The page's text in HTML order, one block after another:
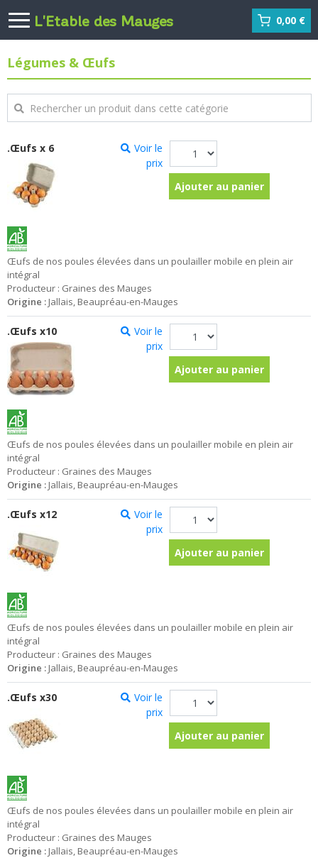
L'Etable des Mauges 0,00 €
Légumes & Œufs
.Œufs x 6
Voir le
prix
Ajouter au panier
Œufs de nos poules élevées dans un poulailler mobile en plein air
intégral
Producteur : Graines des Mauges
Origine : Jallais, Beaupréau-en-Mauges
.Œufs x10
Voir le
prix
Ajouter au panier
Œufs de nos poules élevées dans un poulailler mobile en plein air
intégral
Producteur : Graines des Mauges
Origine : Jallais, Beaupréau-en-Mauges
.Œufs x12
Voir le
prix
Ajouter au panier
Œufs de nos poules élevées dans un poulailler mobile en plein air
intégral
Producteur : Graines des Mauges
Origine : Jallais, Beaupréau-en-Mauges
.Œufs x30
Voir le
prix
Ajouter au panier
Œufs de nos poules élevées dans un poulailler mobile en plein air
intégral
Producteur : Graines des Mauges
Origine : Jallais, Beaupréau-en-Mauges